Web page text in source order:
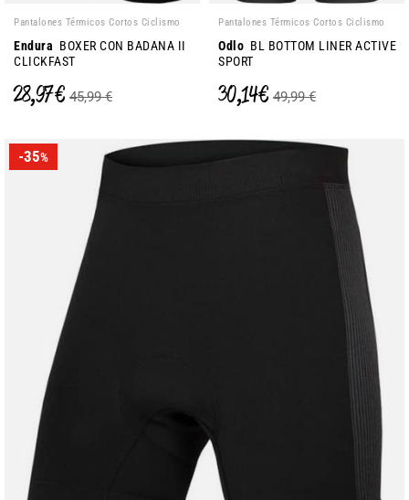
Pantalones Térmicos Cortos Ciclismo
Endura BOXER CON BADANA II
CLICKFAST
28,97 € 45,99 €
Pantalones Térmicos Cortos Ciclismo
Odlo BL BOTTOM LINER ACTIVE
SPORT
30,14 € 49,99 €
-35%